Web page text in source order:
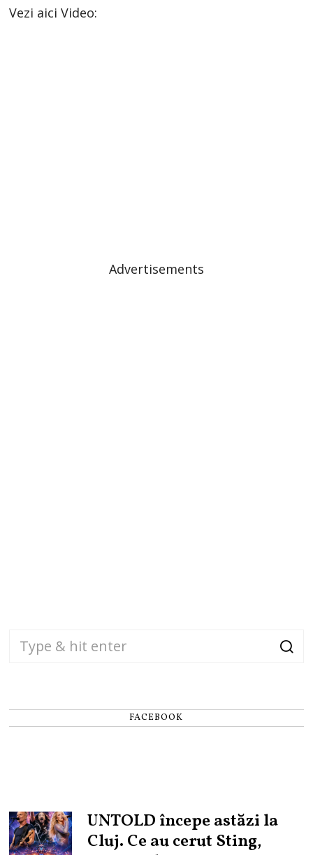
Vezi aici Video:
Advertisements
FACEBOOK
UNTOLD începe astăzi la
Cluj. Ce au cerut Sting,